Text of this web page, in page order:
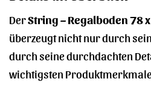
DerString – Regalboden 78
überzeugt nicht nur durch
durch seine durchdachten
wichtigsten